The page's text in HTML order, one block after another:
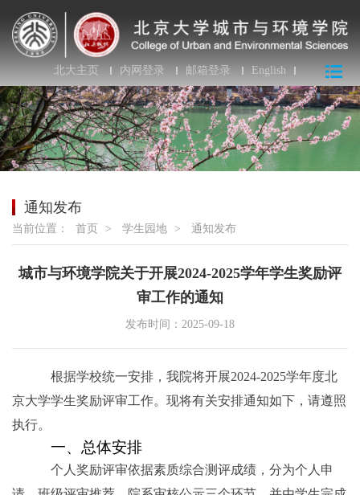
北大主页 内网登录 邮箱登录 English
通知发布
当前位置： 首页 > 学生园地 > 通知发布
城市与环境学院关于开展2024-2025学年学生奖励评
审工作的通知
发布时间：2025-09-18
根据学校统一安排，我院将开展2024-2025学年度北
京大学学生奖励评审工作。现将有关安排通知如下，请遵照
执行。
一、总体安排
个人奖励评审依据素质综合测评成绩，分为个人申